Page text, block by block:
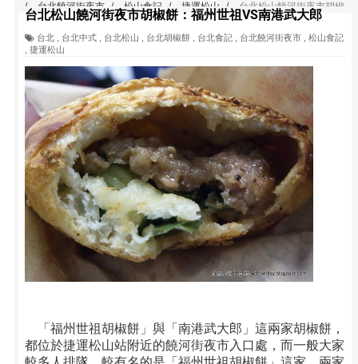
/
台北饒河街夜市 / 松山食記 / 捷運松山 /
台北松山饒河街夜市胡椒
餅：福州世祖VS南港武大郎
台北松山饒河街夜市胡椒餅：福州世祖VS南港武大郎
台北 台北中式 台北松山 台北胡椒餅 台北食記 台北饒河街夜市
松山食記
捷運松山
「福州世祖胡椒餅」與「南港武大郎」這兩家胡椒餅，
都位於捷運松山站附近的饒河街夜市入口處，而一般大家